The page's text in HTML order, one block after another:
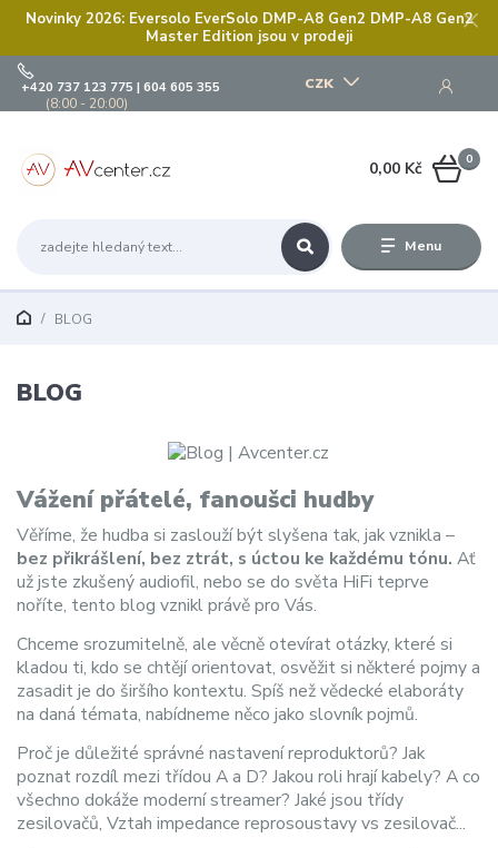
Novinky 2026: Eversolo EverSolo DMP-A8 Gen2 DMP-A8 Gen2
Master Edition jsou v prodeji
Menu
CZK
+420 737 123 775 | 604 605 355
(8:00 - 20:00)
0
0,00 Kč
BLOG
BLOG
Vážení přátelé, fanoušci hudby
Věříme, že hudba si zaslouží být slyšena tak, jak vznikla –
bez přikrášlení, bez ztrát, s úctou ke každému tónu. Ať
už jste zkušený audiofil, nebo se do světa HiFi teprve
noříte, tento blog vznikl právě pro Vás.
Chceme srozumitelně, ale věcně otevírat otázky, které si
kladou ti, kdo se chtějí orientovat, osvěžit si některé pojmy a
zasadit je do širšího kontextu. Spíš než vědecké elaboráty
na daná témata, nabídneme něco jako slovník pojmů.
Proč je důležité správné nastavení reproduktorů? Jak
poznat rozdíl mezi třídou A a D? Jakou roli hrají kabely? A co
všechno dokáže moderní streamer? Jaké jsou třídy
zesilovačů, Vztah impedance reprosoustavy vs zesilovač...